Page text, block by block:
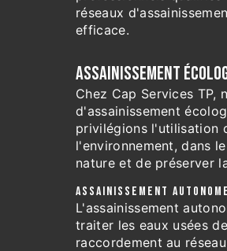
réseaux
efficace.
ASSAINISSEMENT
Chez Cap Services TP,
d'assainissement
privilégions l'utilisation
l'environnement, dans
nature et de préserver
ASSAINISSEMENT
L'assainissement
traiter les eaux usées
raccordement au